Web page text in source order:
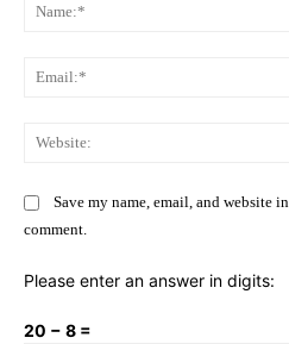
Save my name, email, and website
comment.
Please enter an answer in digits:
20 − 8 =